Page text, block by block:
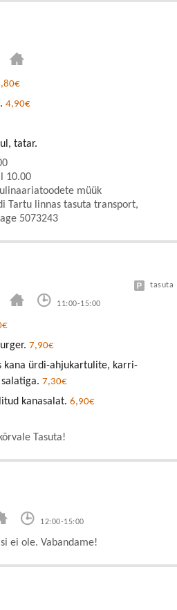
4,90€
tatar.
10.00
müük
Tartu linnas tasuta transport,
5073243
11:00-15:00
tasuta
7,90€
kana ürdi-ahjukartulite, karri-
7,30€
kanasalat. 6,90€
Tasuta!
12:00-15:00
ei ole. Vabandame!